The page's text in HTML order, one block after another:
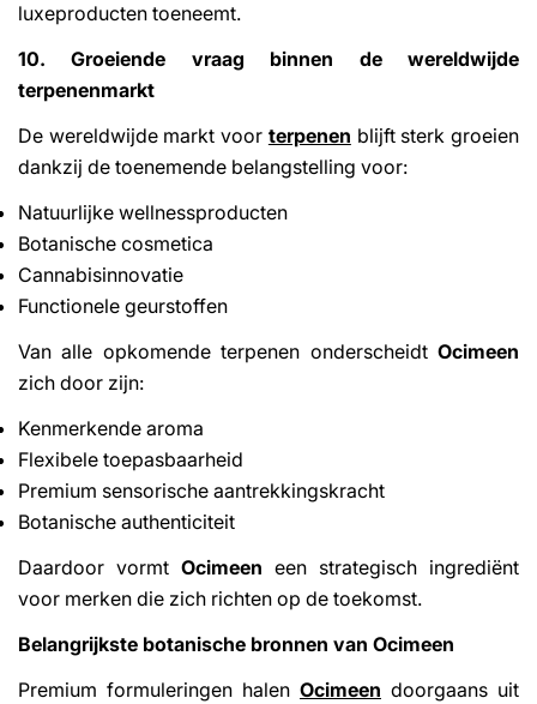
luxeproducten toeneemt.
10. Groeiende vraag binnen de wereldwijde
terpenenmarkt
De wereldwijde markt voor terpenen blijft sterk groeien
dankzij de toenemende belangstelling voor:
Natuurlijke wellnessproducten
Botanische cosmetica
Cannabisinnovatie
Functionele geurstoffen
Van alle opkomende terpenen onderscheidt Ocimeen
zich door zijn:
Kenmerkende aroma
Flexibele toepasbaarheid
Premium sensorische aantrekkingskracht
Botanische authenticiteit
Daardoor vormt Ocimeen een strategisch ingrediënt
voor merken die zich richten op de toekomst.
Belangrijkste botanische bronnen van Ocimeen
Premium formuleringen halen Ocimeen doorgaans uit